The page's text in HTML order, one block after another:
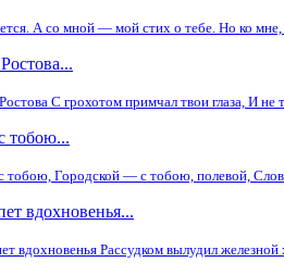
А со мной — мой стих о тебе. Но ко мне,
С грохотом примчал твои глаза, И
тобою...
тобою, Городской — с тобою, полевой,
вдохновенья...
вдохновенья Рассудком вылудил